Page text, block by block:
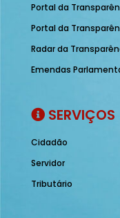
Portal da
Portal da
Radar da
Emendas
SERVIÇOS
Cidadão
Servidor
Tributário